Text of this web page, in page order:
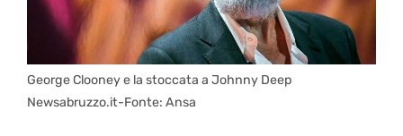
George Clooney e la stoccata a Johnny Deep
Newsabruzzo.it-Fonte: Ansa